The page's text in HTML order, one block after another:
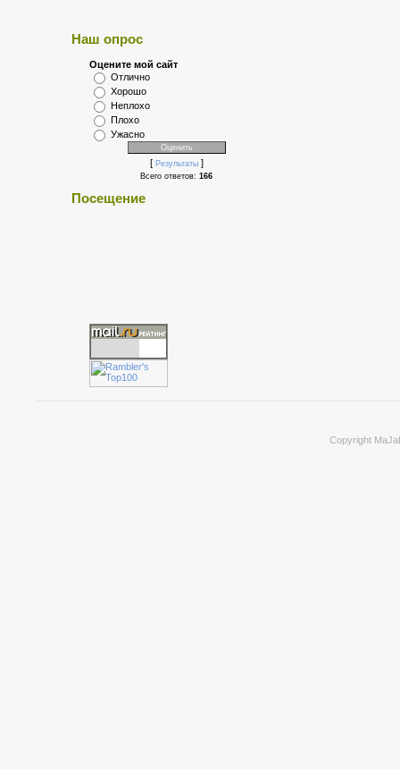
Наш опрос
Оцените мой сайт
Отлично
Хорошо
Неплохо
Плохо
Ужасно
[ Результаты]
Всего ответов: 166
Посещение
Copyright